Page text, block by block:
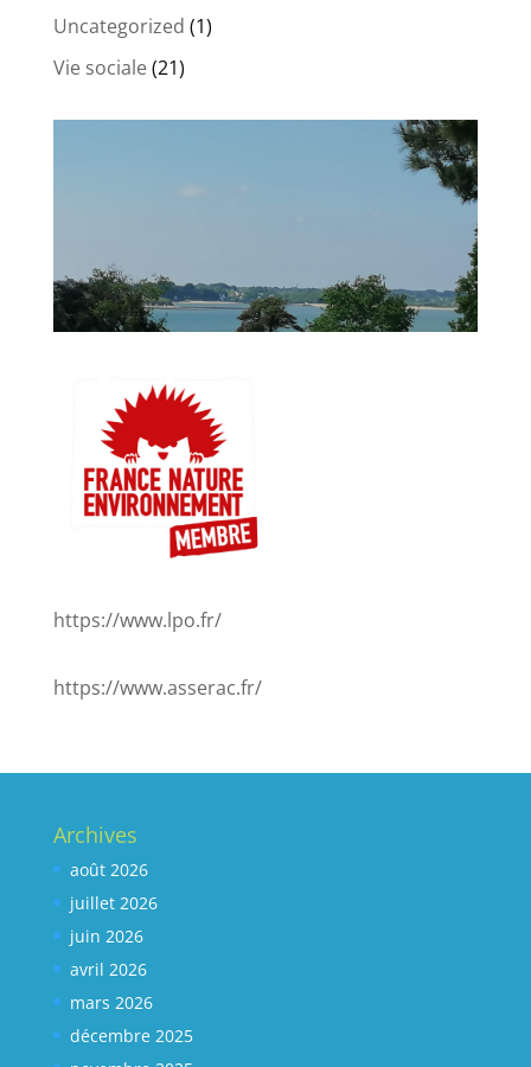
Uncategorized (1)
Vie sociale(21)
https://www.lpo.fr/
https://www.asserac.fr/
Archives
août 2026
juillet 2026
juin 2026
avril 2026
mars 2026
décembre 2025